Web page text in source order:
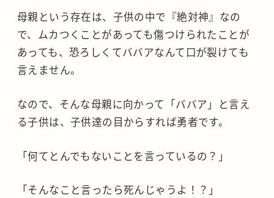
母親という存在は、子供の中で『絶対神』なの
で、ムカつくことがあっても傷つけられたことが
あっても、恐ろしくてババアなんて口が裂けても
言えません。
なので、そんな母親に向かって「ババア」と言え
る子供は、子供達の目からすれば勇者です。
「何てとんでもないことを言っているの？」
「そんなこと言ったら死んじゃうよ！？」